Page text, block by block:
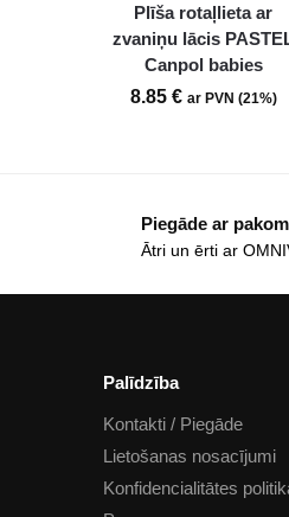
Plīša rotaļlieta ar
zvaniņu lācis
Canpol babies
8.85 € ar PVN (21%)
Piegāde ar
Ātri un ērti ar
Palīdzība
Kontakti / Piegāde
Lietošanas nosacījumi
Konfidencialitātes